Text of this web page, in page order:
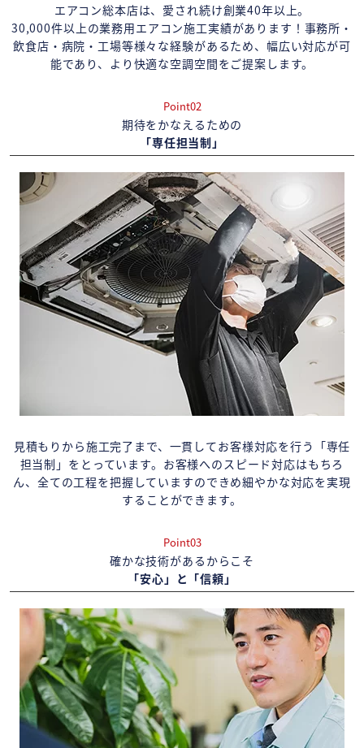
エアコン総本店は、愛され続け創業40年以上。
30,000件以上の業務用エアコン施工実績があります！事務所・
飲食店・病院・工場等様々な経験があるため、幅広い対応が可
能であり、より快適な空調空間をご提案します。
Point02
期待をかなえるための
「専任担当制」
見積もりから施工完了まで、一貫してお客様対応を行う「専任
担当制」をとっています。お客様へのスピード対応はもちろ
ん、全ての工程を把握していますのできめ細やかな対応を実現
することができます。
Point03
確かな技術があるからこそ
「安心」と「信頼」